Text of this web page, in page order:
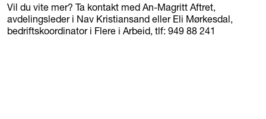
Vil du vite mer? Ta kontakt med An-Magritt Aftret,
avdelingsleder i Nav Kristiansand eller Eli Mørkesdal,
bedriftskoordinator i Flere i Arbeid, tlf: 949 88 241